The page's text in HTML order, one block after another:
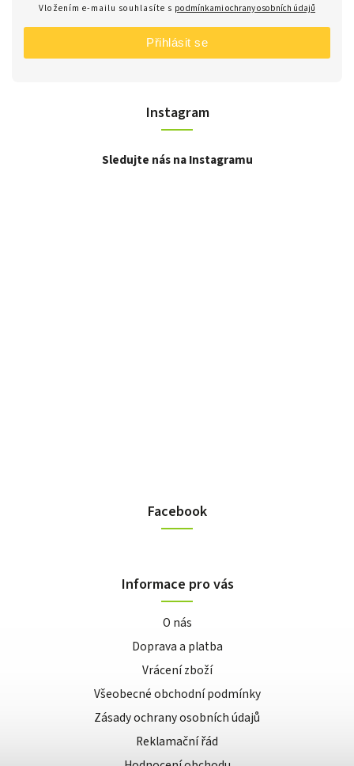
Instagram
Sledujte nás na Instagramu
Vložením e-mailu souhlasíte s podmínkami ochrany osobních údajů
Přihlásit se
Facebook
Informace pro vás
O nás
Doprava a platba
Vrácení zboží
Všeobecné obchodní podmínky
Zásady ochrany osobních údajů
Reklamační řád